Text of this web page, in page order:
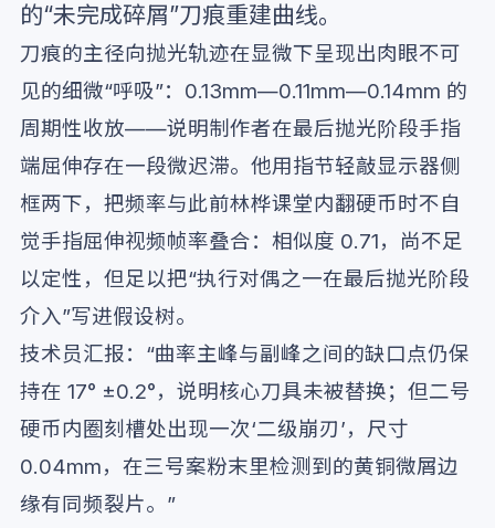
的“未完成碎屑”刀痕重建曲线。
刀痕的主径向抛光轨迹在显微下呈现出肉眼不可
见的细微“呼吸”：0.13mm—0.11mm—0.14mm 的
周期性收放——说明制作者在最后抛光阶段手指
端屈伸存在一段微迟滞。他用指节轻敲显示器侧
框两下，把频率与此前林桦课堂内翻硬币时不自
觉手指屈伸视频帧率叠合：相似度 0.71，尚不足
以定性，但足以把“执行对偶之一在最后抛光阶段
介入”写进假设树。
技术员汇报：“曲率主峰与副峰之间的缺口点仍保
持在 17° ±0.2°，说明核心刀具未被替换；但二号
硬币内圈刻槽处出现一次‘二级崩刃’，尺寸
0.04mm，在三号案粉末里检测到的黄铜微屑边
缘有同频裂片。”